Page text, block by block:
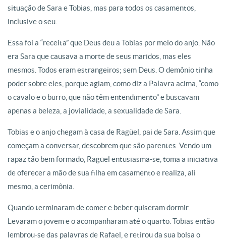
situação de Sara e Tobias, mas para todos os casamentos,
inclusive o seu.
Essa foi a “receita” que Deus deu a Tobias por meio do anjo. Não
era Sara que causava a morte de seus maridos, mas eles
mesmos. Todos eram estrangeiros; sem Deus. O demônio tinha
poder sobre eles, porque agiam, como diz a Palavra acima, “como
o cavalo e o burro, que não têm entendimento” e buscavam
apenas a beleza, a jovialidade, a sexualidade de Sara.
Tobias e o anjo chegam à casa de Ragüel, pai de Sara. Assim que
começam a conversar, descobrem que são parentes. Vendo um
rapaz tão bem formado, Ragüel entusiasma-se, toma a iniciativa
de oferecer a mão de sua filha em casamento e realiza, ali
mesmo, a cerimônia.
Quando terminaram de comer e beber quiseram dormir.
Levaram o jovem e o acompanharam até o quarto. Tobias então
lembrou-se das palavras de Rafael, e retirou da sua bolsa o